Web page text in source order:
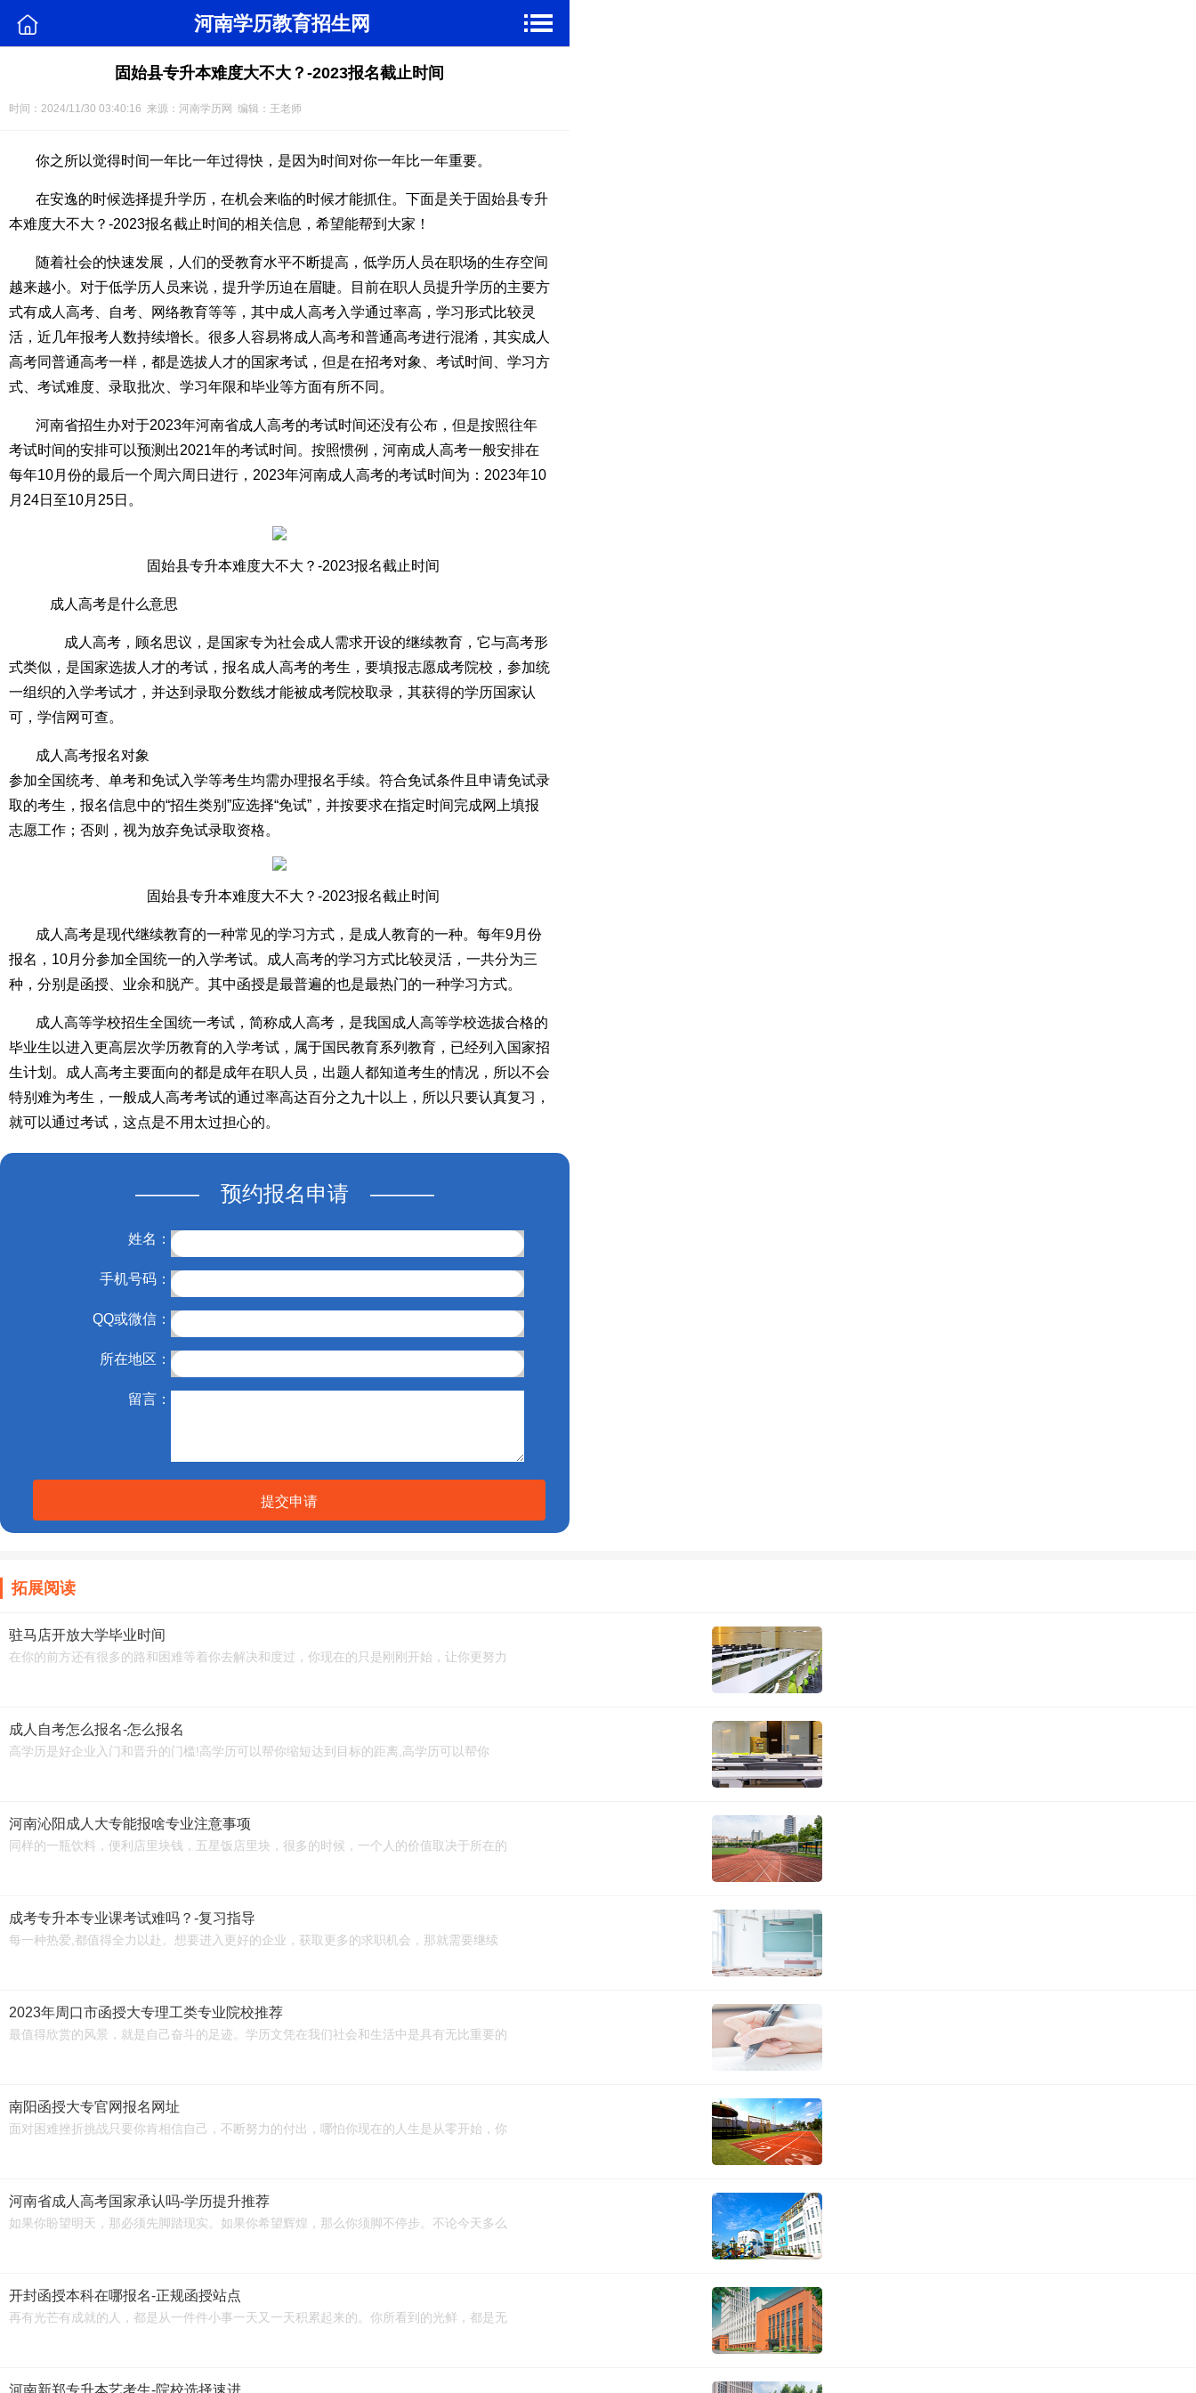
河南学历教育招生网
固始县专升本难度大不大？-2023报名截止时间
时间：2024/11/30 03:40:16 来源：河南学历网 编辑：王老师
你之所以觉得时间一年比一年过得快，是因为时间对你一年比一年重要。
在安逸的时候选择提升学历，在机会来临的时候才能抓住。下面是关于固始县专升
本难度大不大？-2023报名截止时间的相关信息，希望能帮到大家！
随着社会的快速发展，人们的受教育水平不断提高，低学历人员在职场的生存空间
越来越小。对于低学历人员来说，提升学历迫在眉睫。目前在职人员提升学历的主要方
式有成人高考、自考、网络教育等等，其中成人高考入学通过率高，学习形式比较灵
活，近几年报考人数持续增长。很多人容易将成人高考和普通高考进行混淆，其实成人
高考同普通高考一样，都是选拔人才的国家考试，但是在招考对象、考试时间、学习方
式、考试难度、录取批次、学习年限和毕业等方面有所不同。
河南省招生办对于2023年河南省成人高考的考试时间还没有公布，但是按照往年
考试时间的安排可以预测出2021年的考试时间。按照惯例，河南成人高考一般安排在
每年10月份的最后一个周六周日进行，2023年河南成人高考的考试时间为：2023年10
月24日至10月25日。
固始县专升本难度大不大？-2023报名截止时间
成人高考是什么意思
成人高考，顾名思议，是国家专为社会成人需求开设的继续教育，它与高考形
式类似，是国家选拔人才的考试，报名成人高考的考生，要填报志愿成考院校，参加统
一组织的入学考试才，并达到录取分数线才能被成考院校取录，其获得的学历国家认
可，学信网可查。
成人高考报名对象
参加全国统考、单考和免试入学等考生均需办理报名手续。符合免试条件且申请免试录
取的考生，报名信息中的“招生类别”应选择“免试”，并按要求在指定时间完成网上填报
志愿工作；否则，视为放弃免试录取资格。
固始县专升本难度大不大？-2023报名截止时间
成人高考是现代继续教育的一种常见的学习方式，是成人教育的一种。每年9月份
报名，10月分参加全国统一的入学考试。成人高考的学习方式比较灵活，一共分为三
种，分别是函授、业余和脱产。其中函授是最普遍的也是最热门的一种学习方式。
成人高等学校招生全国统一考试，简称成人高考，是我国成人高等学校选拔合格的
毕业生以进入更高层次学历教育的入学考试，属于国民教育系列教育，已经列入国家招
生计划。成人高考主要面向的都是成年在职人员，出题人都知道考生的情况，所以不会
特别难为考生，一般成人高考考试的通过率高达百分之九十以上，所以只要认真复习，
就可以通过考试，这点是不用太过担心的。
——— 预约报名申请 ———
姓名：
手机号码：
QQ或微信：
所在地区：
留言：
提交申请
拓展阅读
驻马店开放大学毕业时间
在你的前方还有很多的路和困难等着你去解决和度过，你现在的只是刚刚开始，让你更努力
成人自考怎么报名-怎么报名
高学历是好企业入门和晋升的门槛!高学历可以帮你缩短达到目标的距离,高学历可以帮你
河南沁阳成人大专能报啥专业注意事项
同样的一瓶饮料，便利店里块钱，五星饭店里块，很多的时候，一个人的价值取决于所在的
成考专升本专业课考试难吗？-复习指导
每一种热爱,都值得全力以赴。想要进入更好的企业，获取更多的求职机会，那就需要继续
2023年周口市函授大专理工类专业院校推荐
最值得欣赏的风景，就是自己奋斗的足迹。学历文凭在我们社会和生活中是具有无比重要的
南阳函授大专官网报名网址
面对困难挫折挑战只要你肯相信自己，不断努力的付出，哪怕你现在的人生是从零开始，你
河南省成人高考国家承认吗-学历提升推荐
如果你盼望明天，那必须先脚踏现实。如果你希望辉煌，那么你须脚不停步。不论今天多么
开封函授本科在哪报名-正规函授站点
再有光芒有成就的人，都是从一件件小事一天又一天积累起来的。你所看到的光鲜，都是无
河南新郑专升本艺考生-院校选择速进